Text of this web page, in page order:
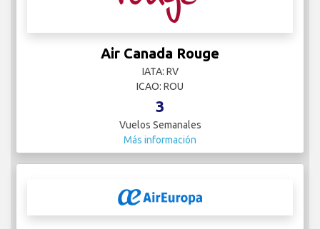
Air Canada Rouge
IATA: RV
ICAO: ROU
3
Vuelos Semanales
Más información